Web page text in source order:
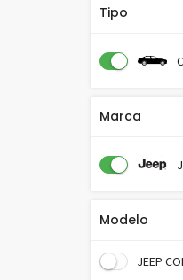
Tipo
Marca
Modelo
JEEP